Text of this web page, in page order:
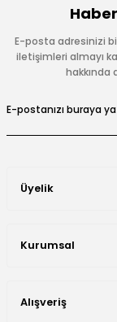
E-posta adresinizi
iletişimleri almayı
hakkında
Üyelik
Kurumsal
Alışveriş